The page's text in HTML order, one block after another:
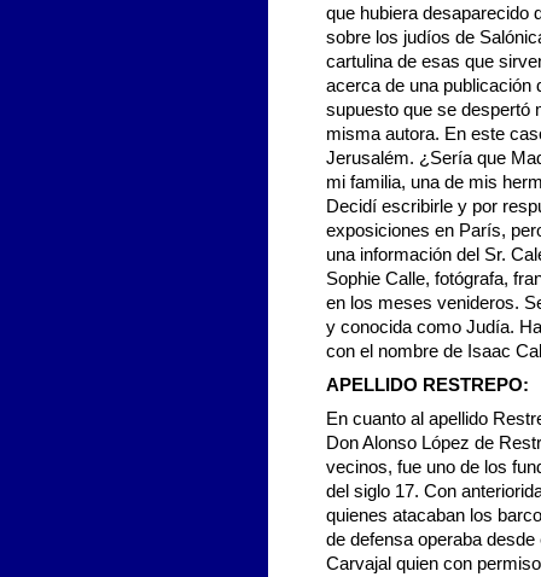
que hubiera desaparecido
sobre los judíos de
cartulina de esas que
acerca de una publicación
supuesto que se despertó
misma autora. En este
Jerusalém. ¿Sería que
mi familia, una de mis
Decidí escribirle y por
exposiciones en París,
una información del Sr.
Sophie Calle, fotógrafa,
en los meses venideros.
y conocida como Judía.
con el nombre de Isaac
APELLIDO RESTREPO:
En cuanto al apellido
Don Alonso López de
vecinos, fue uno de los
del siglo 17. Con
quienes atacaban los
de defensa operaba
Carvajal quien con